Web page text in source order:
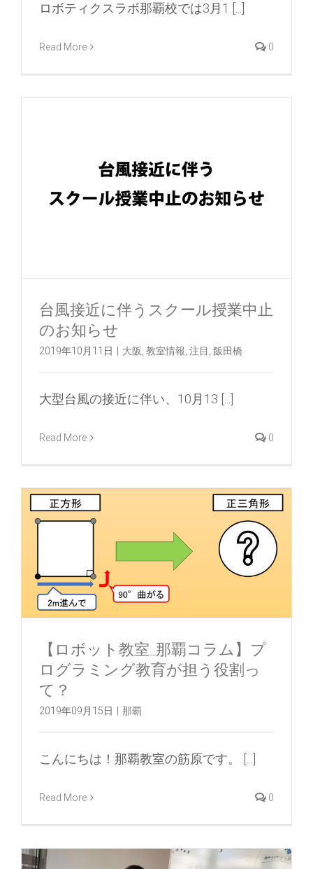
ロボティクスラボ那覇校では3月1 [...]
Read More 0
台風接近に伴うスクール授業中止
のお知らせ
2019年10月11日 大阪 教室情報 注目 飯田橋
大型台風の接近に伴い、10月13 [...]
Read More 0
【ロボット教室_那覇コラム】プ
ログラミング教育が担う役割っ
て？
2019年09月15日 那覇
こんにちは！那覇教室の筋原です。 [...]
Read More 0